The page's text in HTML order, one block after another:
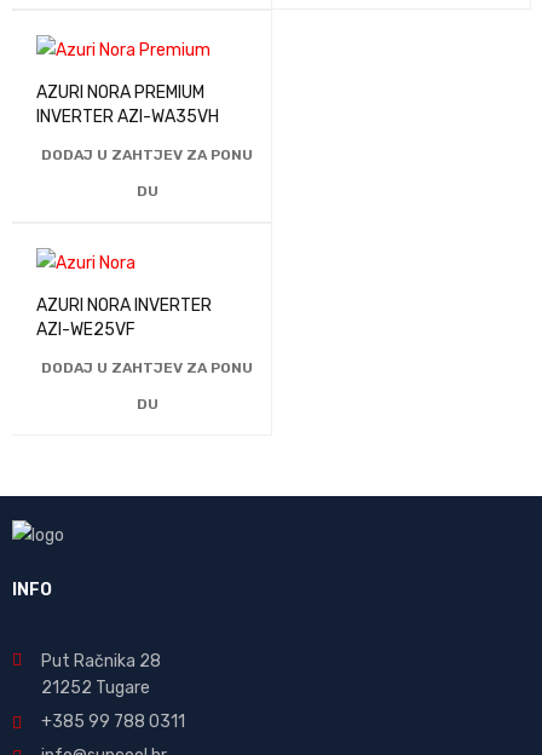
AZURI NORA PREMIUM
INVERTER AZI-WA35VH
DODAJ U ZAHTJEV ZA PONU
DU
AZURI NORA INVERTER
AZI-WE25VF
DODAJ U ZAHTJEV ZA PONU
DU
INFO
Put Račnika 28
21252 Tugare
+385 99 788 0311